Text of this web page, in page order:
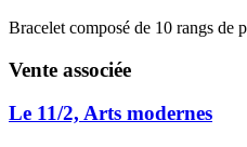
Bracelet composé de 10 rangs de
Vente associée
Le 11/2, Arts modernes